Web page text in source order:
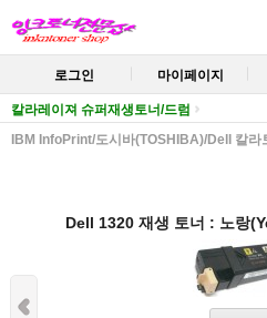
로그인 마이페이지
칼라레이져 슈퍼재생토너/드럼
IBM InfoPrint/도시바(TOSHIBA)/Dell 칼라
Dell 1320 재생 토너 : 노랑